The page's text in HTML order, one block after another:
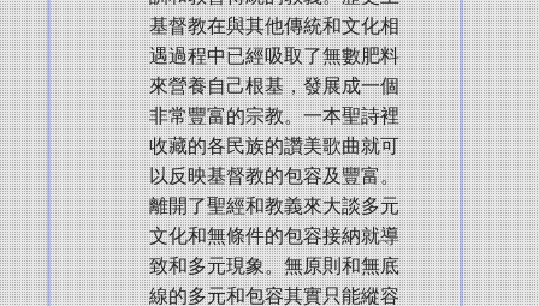
基督教在與其他傳統和文化相
遇過程中已經吸取了無數肥料
來營養自己根基，發展成一個
非常豐富的宗教。一本聖詩裡
收藏的各民族的讚美歌曲就可
以反映基督教的包容及豐富。
離開了聖經和教義來大談多元
文化和無條件的包容接納就導
致和多元現象。無原則和無底
線的多元和包容其實只能縱容